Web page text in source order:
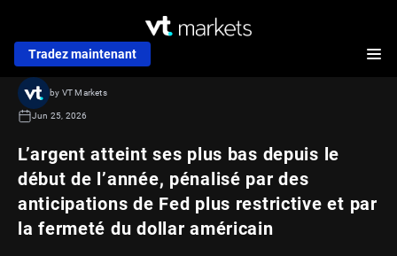
Tradez maintenant
L’argent atteint ses plus bas depuis le
début de l’année, pénalisé par des
anticipations de Fed plus restrictive et par
la fermeté du dollar américain
by VT Markets
Jun 25, 2026